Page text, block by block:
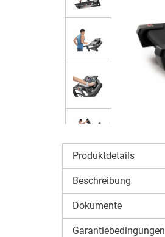
Produktdetails
Beschreibung
Dokumente
Garantiebedingungen